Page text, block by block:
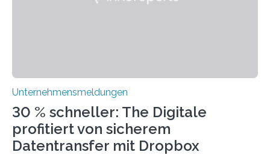
Unternehmensmeldungen
30 % schneller: The Digitale
profitiert von sicherem
Datentransfer mit Dropbox